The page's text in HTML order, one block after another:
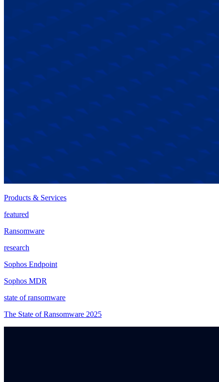
Products & Services
featured
Ransomware
research
Sophos Endpoint
Sophos MDR
state of ransomware
The State of Ransomware 2025